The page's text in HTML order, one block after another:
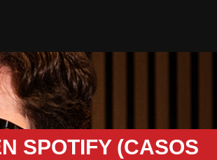
SPOTIFY (CASOS